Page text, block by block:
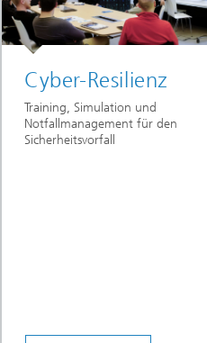
Cyber-Resilienz
Training, Simulation und
Notfallmanagement für den
Sicherheitsvorfall